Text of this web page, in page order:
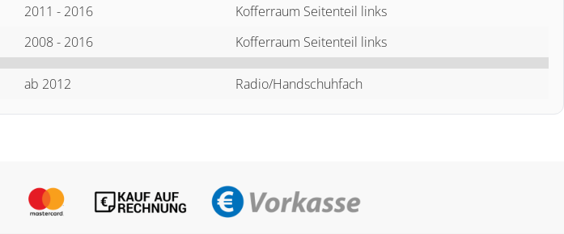
2011 - 2016
Kofferraum Seitenteil links
2008 - 2016 Kofferraum Seitenteil links
ab 2012 Radio/Handschuhfach